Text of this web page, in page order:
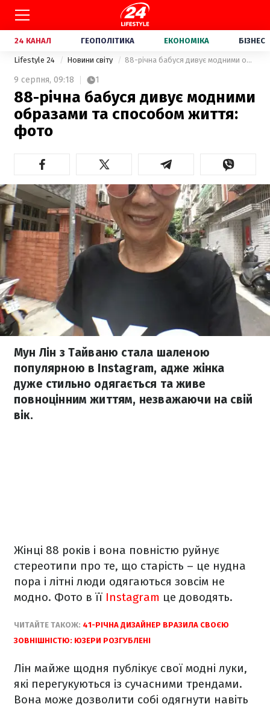
24 КАНАЛ ГЕОПОЛІТИКА ЕКОНОМІКА БІЗНЕС
Lifestyle 24 Новини світу 88-річна бабуся дивує модними образами та способом життя: фото
9 серпня, 09:18 1
88-річна бабуся дивує модними
образами та способом життя:
фото
Мун Лін з Тайваню стала шаленою
популярною в Instagram, адже жінка
дуже стильно одягається та живе
повноцінним життям, незважаючи на свій
вік.
Жінці 88 років і вона повністю руйнує
стереотипи про те, що старість – це нудна
пора і літні люди одягаються зовсім не
модно. Фото в її Instagram це доводять.
ЧИТАЙТЕ ТАКОЖ: 41-РІЧНА ДИЗАЙНЕР ВРАЗИЛА СВОЄЮ
ЗОВНІШНІСТЮ: ЮЗЕРИ РОЗГУБЛЕНІ
Лін майже щодня публікує свої модні луки,
які перегукуються із сучасними трендами.
Вона може дозволити собі одягнути навіть